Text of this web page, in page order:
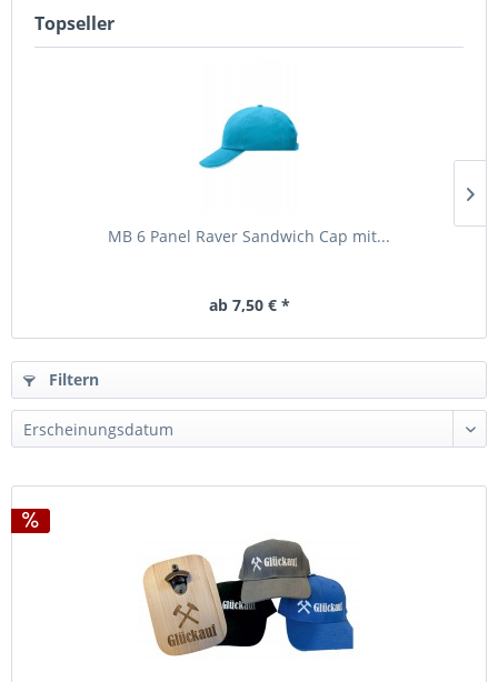
Topseller
MB 6 Panel Raver Sandwich Cap mit...
ab 7,50 € *
Filtern